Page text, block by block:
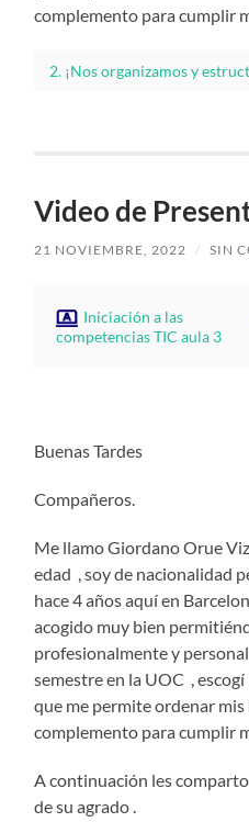
complemento para cumplir
2. ¡Nos organizamos y
Video de
21 NOVIEMBRE, 2022 / SIN
Iniciación a las
competencias TIC aula 3
Buenas Tardes
Compañeros.
Me llamo Giordano Orue
edad , soy de nacionalidad
hace 4 años aquí en
acogido muy bien
profesionalmente y
semestre en la UOC ,
que me permite ordenar
complemento para cumplir
A continuación les
de su agrado .